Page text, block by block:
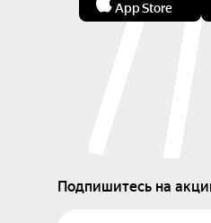
App Store
Подпишитесь на